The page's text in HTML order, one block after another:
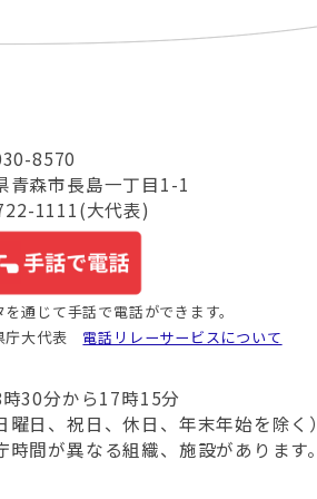
8570
青森市長島一丁目1-1
1111(大代表)
通じて手話で電話ができます。
庁大代表 電話リレーサービスについて
30分から17時15分
曜日、祝日、休日、年末年始を除く
間が異なる組織、施設があります